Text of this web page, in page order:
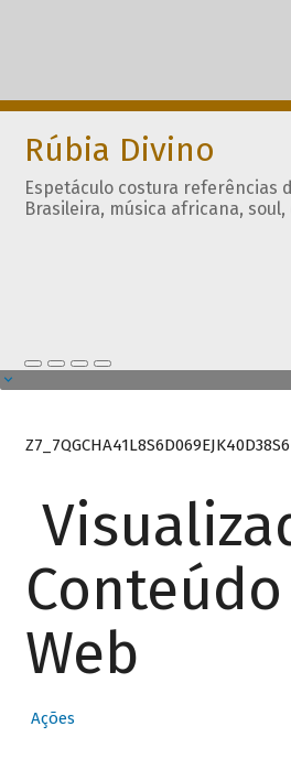
Rúbia Divino
Espetáculo costura referências
Brasileira, música africana,
Z7_7QGCHA41L8S6D069EJK40D38S6
Web
Ações